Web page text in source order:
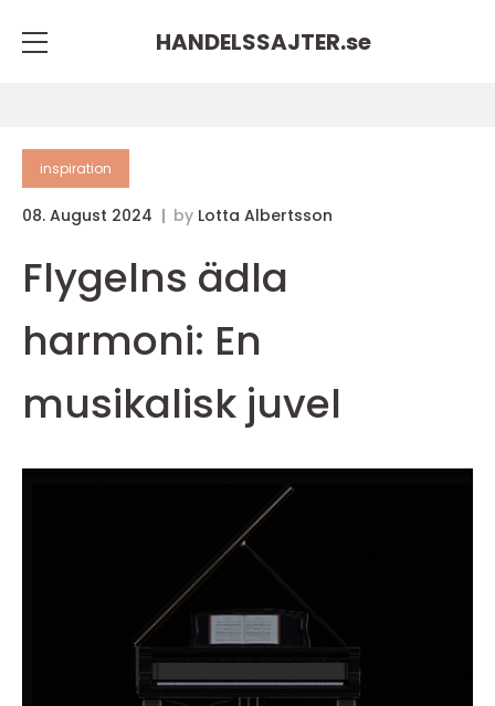
HANDELSSAJTER.se
inspiration
08. August 2024 by Lotta Albertsson
Flygelns ädla
harmoni: En
musikalisk juvel